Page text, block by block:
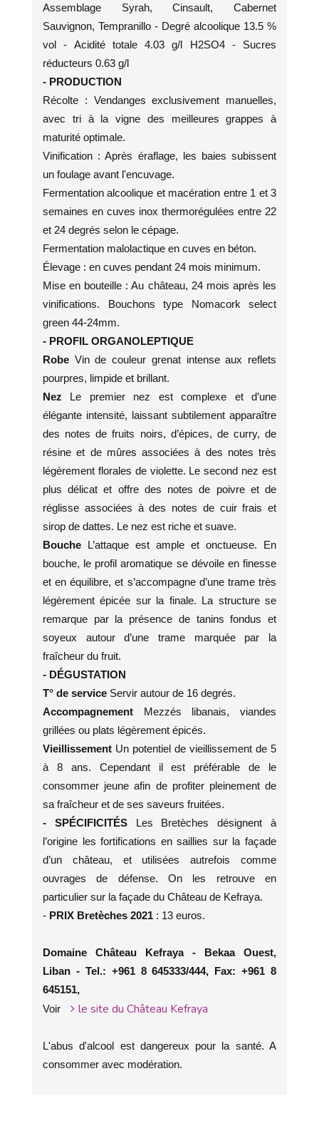
Assemblage Syrah, Cinsault, Cabernet
Sauvignon, Tempranillo - Degré alcoolique 13.5 %
vol - Acidité totale 4.03 g/l H2SO4 - Sucres
réducteurs 0.63 g/l
- PRODUCTION
Récolte : Vendanges exclusivement manuelles,
avec tri à la vigne des meilleures grappes à
maturité optimale.
Vinification : Après éraflage, les baies subissent
un foulage avant l'encuvage.
Fermentation alcoolique et macération entre 1 et 3
semaines en cuves inox thermorégulées entre 22
et 24 degrés selon le cépage.
Fermentation malolactique en cuves en béton.
Élevage : en cuves pendant 24 mois minimum.
Mise en bouteille : Au château, 24 mois après les
vinifications. Bouchons type Nomacork select
green 44-24mm.
- PROFIL ORGANOLEPTIQUE
Robe Vin de couleur grenat intense aux reflets
pourpres, limpide et brillant.
Nez Le premier nez est complexe et d’une
élégante intensité, laissant subtilement apparaître
des notes de fruits noirs, d’épices, de curry, de
résine et de mûres associées à des notes très
légèrement florales de violette. Le second nez est
plus délicat et offre des notes de poivre et de
réglisse associées à des notes de cuir frais et
sirop de dattes. Le nez est riche et suave.
Bouche L’attaque est ample et onctueuse. En
bouche, le profil aromatique se dévoile en finesse
et en équilibre, et s’accompagne d’une trame très
légèrement épicée sur la finale. La structure se
remarque par la présence de tanins fondus et
soyeux autour d’une trame marquée par la
fraîcheur du fruit.
- DÉGUSTATION
T° de service Servir autour de 16 degrés.
Accompagnement Mezzés libanais, viandes
grillées ou plats légèrement épicés.
Vieillissement Un potentiel de vieillissement de 5
à 8 ans. Cependant il est préférable de le
consommer jeune afin de profiter pleinement de
sa fraîcheur et de ses saveurs fruitées.
- SPÉCIFICITÉS Les Bretèches désignent à
l’origine les fortifications en saillies sur la façade
d’un château, et utilisées autrefois comme
ouvrages de défense. On les retrouve en
particulier sur la façade du Château de Kefraya.
- PRIX Bretèches 2021 : 13 euros.
Domaine Château Kefraya - Bekaa Ouest,
Liban - Tel.: +961 8 645333/444, Fax: +961 8
645151,
Voir
le site du Château Kefraya
L'abus d'alcool est dangereux pour la santé. A
consommer avec modération.